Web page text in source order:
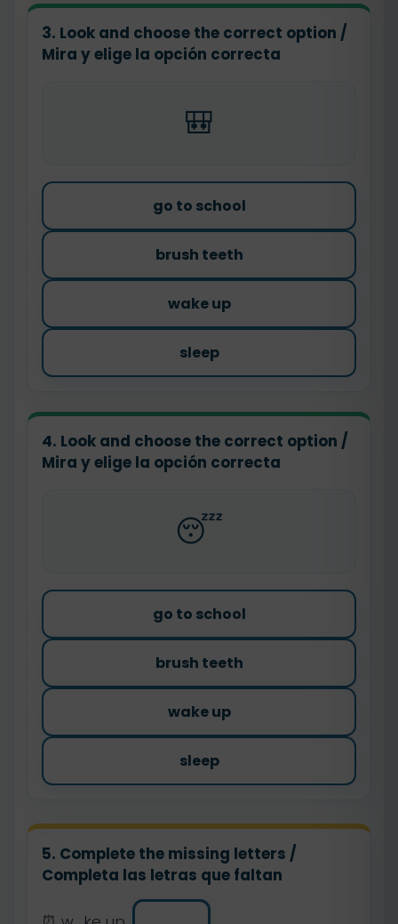
3. Look and choose the correct option /
Mira y elige la opción correcta
🎒
go to school
brush teeth
wake up
sleep
4. Look and choose the correct option /
Mira y elige la opción correcta
😴
go to school
brush teeth
wake up
sleep
5. Complete the missing letters /
Completa las letras que faltan